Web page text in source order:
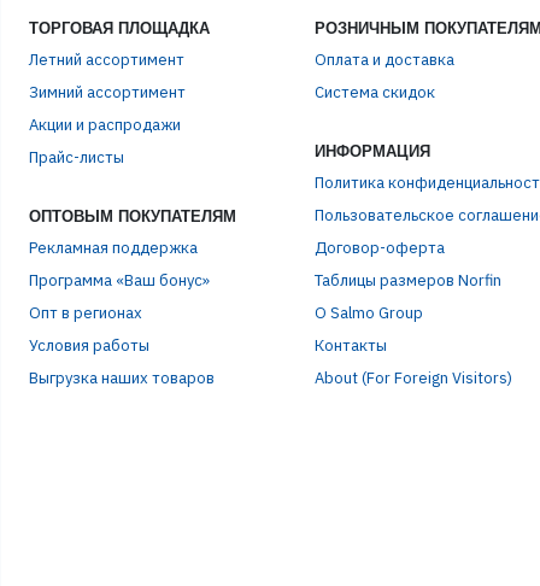
ТОРГОВАЯ ПЛОЩАДКА
Летний ассортимент
Зимний ассортимент
Акции и распродажи
Прайс-листы
ОПТОВЫМ ПОКУПАТЕЛЯМ
Рекламная поддержка
Программа «Ваш бонус»
Опт в регионах
Условия работы
Выгрузка наших товаров
РОЗНИЧНЫМ
Оплата и доставка
Система скидок
ИНФОРМАЦИЯ
Политика
Пользовательское
Договор-оферта
Таблицы размеров Norfin
О Salmo Group
Контакты
About (For Foreign Visitors)